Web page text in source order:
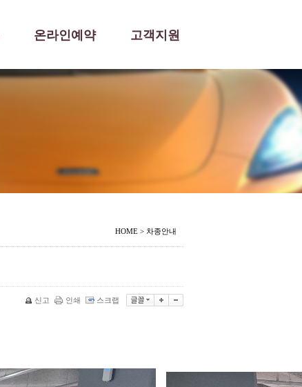
온라인예약 고객지원
HOME > 차종안내
신고 인쇄 스크랩